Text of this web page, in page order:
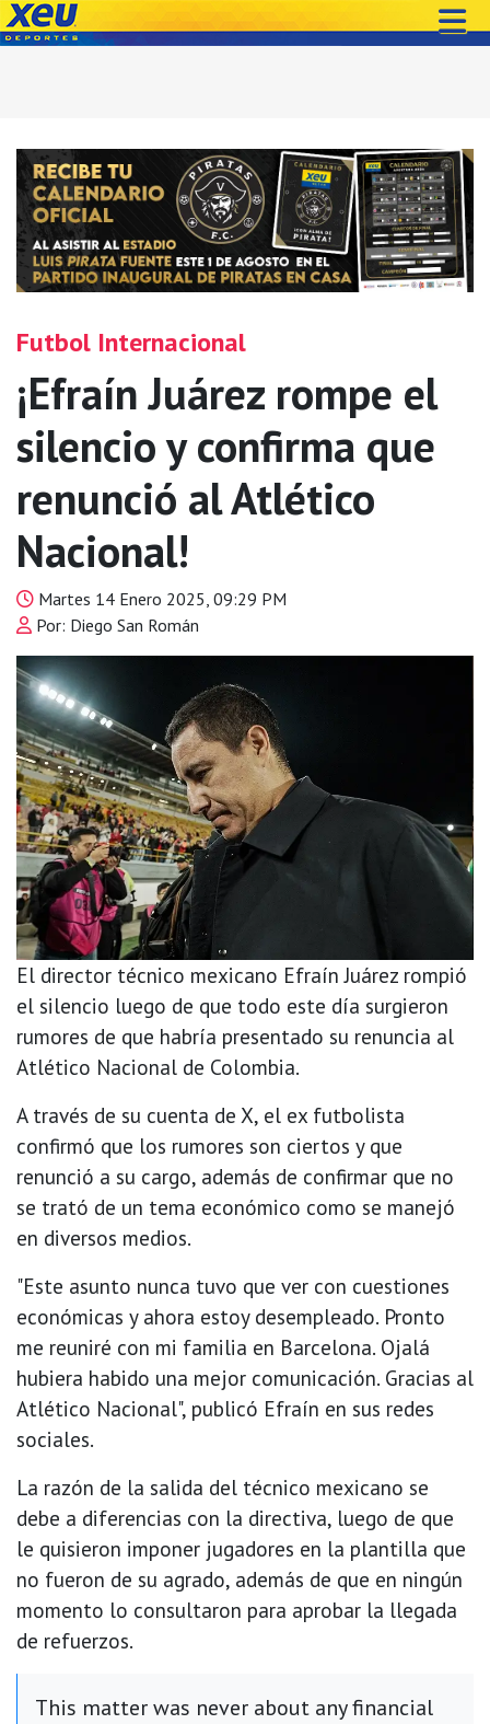
Futbol Internacional
¡Efraín Juárez rompe el
silencio y confirma que
renunció al Atlético
Nacional!
Martes 14 Enero 2025, 09:29 PM
Por: Diego San Román
El director técnico mexicano Efraín Juárez rompió
el silencio luego de que todo este día surgieron
rumores de que habría presentado su renuncia al
Atlético Nacional de Colombia.
A través de su cuenta de X, el ex futbolista
confirmó que los rumores son ciertos y que
renunció a su cargo, además de confirmar que no
se trató de un tema económico como se manejó
en diversos medios.
"Este asunto nunca tuvo que ver con cuestiones
económicas y ahora estoy desempleado. Pronto
me reuniré con mi familia en Barcelona. Ojalá
hubiera habido una mejor comunicación. Gracias al
Atlético Nacional", publicó Efraín en sus redes
sociales.
La razón de la salida del técnico mexicano se
debe a diferencias con la directiva, luego de que
le quisieron imponer jugadores en la plantilla que
no fueron de su agrado, además de que en ningún
momento lo consultaron para aprobar la llegada
de refuerzos.
This matter was never about any financial